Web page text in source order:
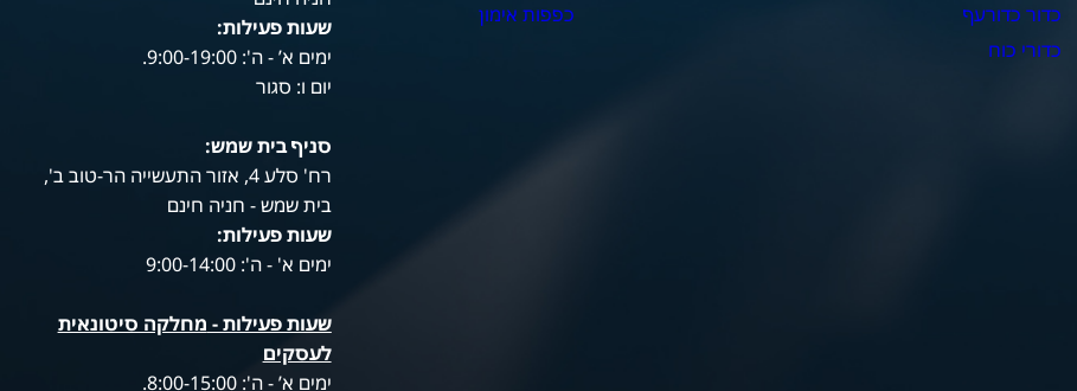
כדור כדורעף
כדורי כוח
כפפות אימון
שעות פעילות:
ימים א’ - ה': 9:00-19:00.
יום ו: סגור
סניף בית שמש:
רח' סלע 4, אזור התעשייה הר-טוב ב',
בית שמש - חניה חינם
שעות פעילות:
ימים א' - ה': 9:00-14:00
שעות פעילות - מחלקה סיטונאית
לעסקים
ימים א’ - ה': 8:00-15:00.